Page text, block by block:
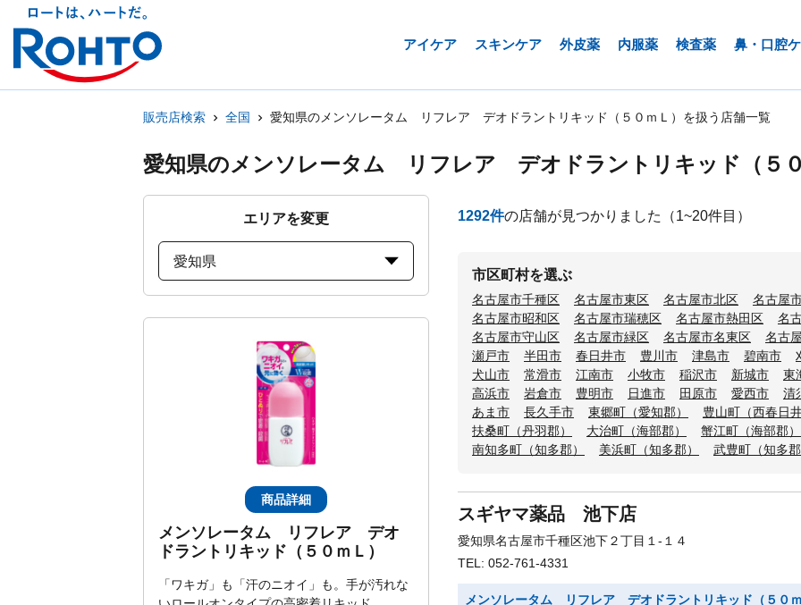
アイケア スキンケア 外皮薬 内服薬 検査薬 鼻・口腔
販売店検索 全国 愛知県のメンソレータム リフレア デオドラントリキッド（５０ｍＬ）を扱う店舗一覧
愛知県のメンソレータム リフレア デオドラントリキッド（５
エリアを変更
愛知県
商品詳細
メンソレータム リフレア デオ
ドラントリキッド（５０ｍＬ）
「ワキガ」も「汗のニオイ」も。手が汚れな
1292件の店舗が見つかりました （1~20件目）
市区町村を選ぶ
名古屋市千種区 名古屋市東区 名古屋市北区 名古屋
名古屋市昭和区
名古屋市瑞穂区 名古屋市熱田区 名
名古屋市守山区
名古屋市緑区 名古屋市名東区 名古
瀬戸市
半田市 春日井市 豊川市 津島市 碧南市
犬山市
常滑市 江南市 小牧市 稲沢市 新城市 東
高浜市
岩倉市 豊明市 日進市 田原市 愛西市 清
あま市
長久手市 東郷町（愛知郡） 豊山町（西春日井
扶桑町（丹羽郡）
大治町（海部郡） 蟹江町（海部郡）
南知多町（知多郡）
美浜町（知多郡） 武豊町（知多郡
スギヤマ薬品 池下店
愛知県名古屋市千種区池下２丁目１-１４
TEL: 052-761-4331
メンソレータム リフレア デオドラントリキッド（５０ｍ